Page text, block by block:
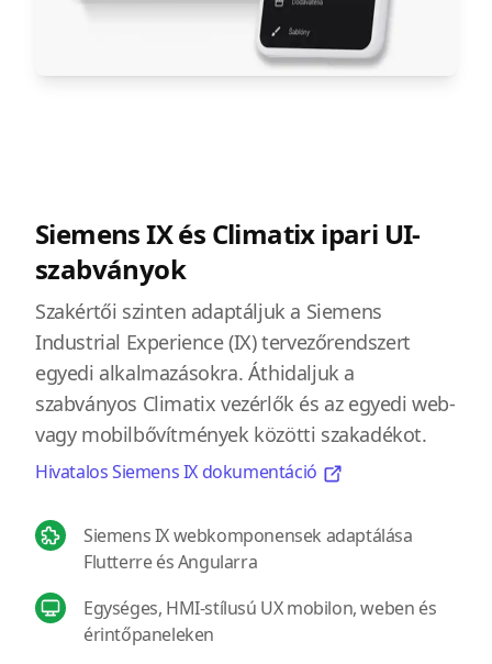
Siemens IX és Climatix ipari UI-
szabványok
Szakértői szinten adaptáljuk a Siemens
Industrial Experience (IX) tervezőrendszert
egyedi alkalmazásokra. Áthidaljuk a
szabványos Climatix vezérlők és az egyedi web-
vagy mobilbővítmények közötti szakadékot.
Hivatalos Siemens IX dokumentáció
Siemens IX webkomponensek adaptálása
Flutterre és Angularra
Egységes, HMI-stílusú UX mobilon, weben és
érintőpaneleken